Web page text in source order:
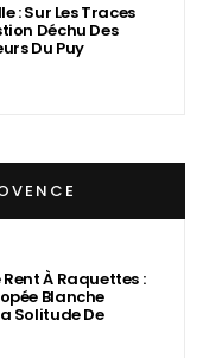
: Sur Les Traces
Déchu Des
Du Puy
Rent À Raquettes :
Blanche
Solitude De